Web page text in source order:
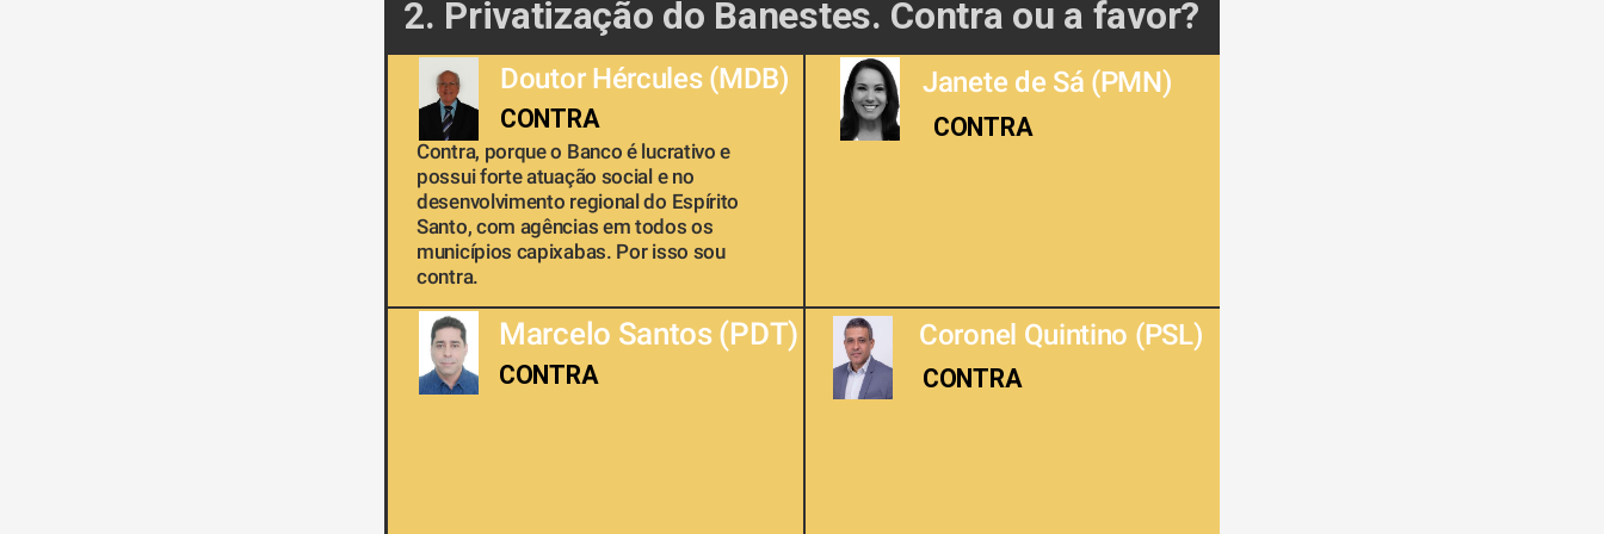
2. Privatização do Banestes. Contra ou a favor?
Doutor Hércules (MDB) Janete de Sá (PMN)
CONTRA CONTRA
Contra, porque o Banco é lucrativo e
possui forte atuação social e no
desenvolvimento regional do Espírito
Santo, com agências em todos os
municípios capixabas. Por isso sou
contra.
Marcelo Santos (PDT) Coronel Quintino (PSL)
CONTRA CONTRA